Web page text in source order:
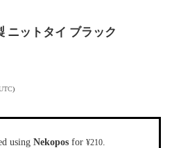
ニットタイ ブラック
)
using Nekopos for ¥210